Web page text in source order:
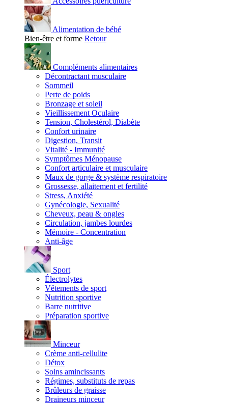
Alimentation de bébé
Bien-être et forme Retour
Compléments alimentaires
Décontractant musculaire
Sommeil
Perte de poids
Bronzage et soleil
Vieillissement Oculaire
Tension, Cholestérol, Diabète
Confort urinaire
Digestion, Transit
Vitalité - Immunité
Symptômes Ménopause
Confort articulaire et musculaire
Maux de gorge & système respiratoire
Grossesse, allaitement et fertilité
Stress, Anxiété
Gynécologie, Sexualité
Cheveux, peau & ongles
Circulation, jambes lourdes
Mémoire - Concentration
Anti-âge
Sport
Électrolytes
Vêtements de sport
Nutrition sportive
Barre nutritive
Préparation sportive
Minceur
Crème anti-cellulite
Détox
Soins amincissants
Régimes, substituts de repas
Brûleurs de graisse
Draineurs minceur